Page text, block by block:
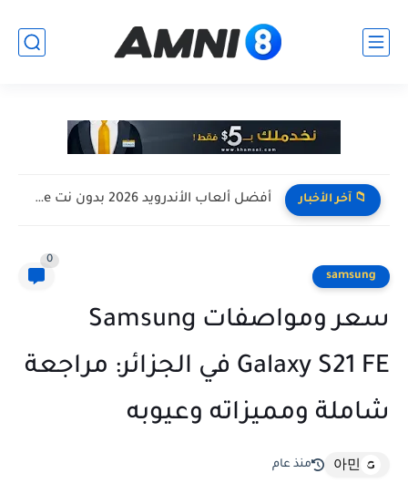
📁 آخر الأخبار افضل تجميعة كمبيوتر للالعاب بأرخص سعر ممكن ! تجميعة Pc...
samsung
0
سعر ومواصفات Samsung
Galaxy S21 FE في الجزائر: مراجعة
شاملة ومميزاته وعيوبه
아민 منذ عام